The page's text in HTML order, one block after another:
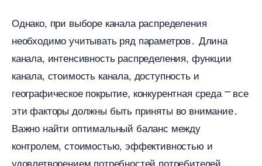
Однако, при выборе канала распределения
необходимо учитывать ряд параметров․ Длина
канала, интенсивность распределения, функции
канала, стоимость канала, доступность и
еографическое покрытие, конкурентная среда ⎻ все
эти факторы должны быть приняты во внимание․
ажно найти оптимальный баланс между
контролем, стоимостью, эффективностью и
удовлетворением потребностей потребителей․